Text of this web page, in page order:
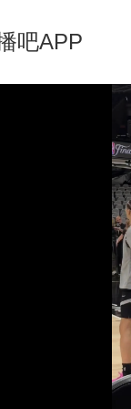
吧APP